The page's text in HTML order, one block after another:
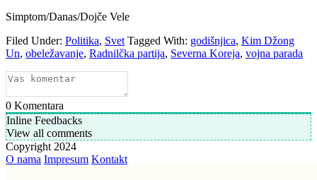
Simptom/Danas/Dojče Vele
Filed Under: Politika, Svet Tagged With: godišnjica, Kim Džong
Un, obeležavanje, Radnilčka partija, Severna Koreja, vojna parada
0 Komentara
Inline Feedbacks
View all comments
Copyright 2024
O nama Impresum Kontakt